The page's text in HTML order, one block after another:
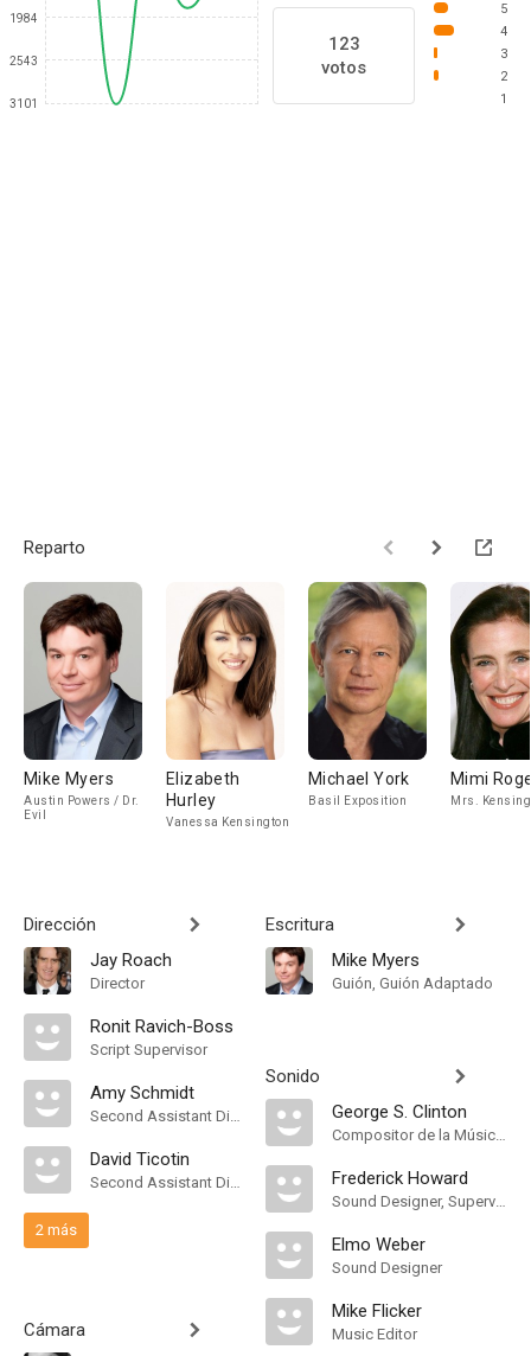
1984
2543
3101
123
votos
5
4
3
2
1
Reparto
Mike Myers
Austin Powers / Dr.
Evil
Elizabeth
Hurley
Vanessa Kensington
Michael York
Basil Exposition
Mimi
Mrs.
Dirección
Jay Roach
Director
Ronit Ravich-Boss
Script Supervisor
Amy Schmidt
Second Assistant Director
David Ticotin
Second Assistant Director
2 más
Cámara
Escritura
Mike Myers
Guión, Guión Adaptado
Sonido
George S. Clinton
Compositor de la Música Original
Frederick Howard
Sound Designer, Supervising Sound Editor
Elmo Weber
Sound Designer
Mike Flicker
Music Editor